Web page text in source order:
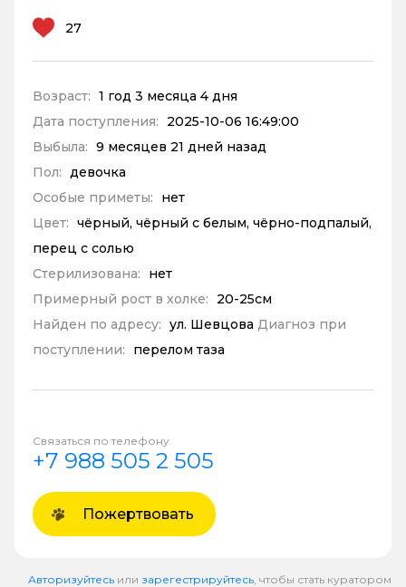
27
Возраст: 1 год 3 месяца 4 дня
Дата поступления:
2025-10-06 16:49:00
Выбыла: 9 месяцев 21 дней назад
Пол: девочка
Особые приметы:
нет
Цвет: чёрный, чёрный с белым, чёрно-подпалый,
перец с солью
Стерилизована:
нет
Примерный рост в холке:
20-25см
Найден по адресу: ул. Шевцова Диагноз при
поступлении:
перелом таза
Связаться по телефону
+7 988 505 2 505
Пожертвовать
Авторизуйтесь или зарегестрируйтесь , чтобы стать куратором